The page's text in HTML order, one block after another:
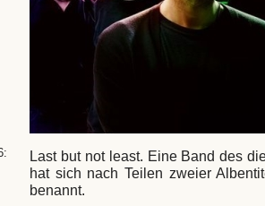
Last but not least. Eine Band des
hat sich nach Teilen zweier
benannt.